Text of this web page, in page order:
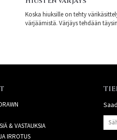
Koska hiuksille on tehty
värjäämistä. Värjäys tehdään
& VASTAUKSIA
IRROTUS